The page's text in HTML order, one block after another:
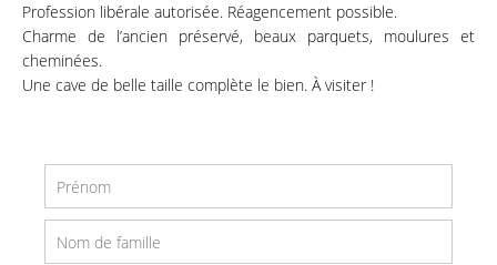
Profession libérale autorisée. Réagencement possible.
Charme de l’ancien préservé, beaux parquets, moulures et
cheminées.
Une cave de belle taille complète le bien. À visiter !